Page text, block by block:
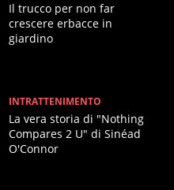
Il trucco per non far
crescere erbacce in
giardino
INTRATTENIMENTO
La vera storia di "Nothing
Compares 2 U" di Sinéad
O'Connor